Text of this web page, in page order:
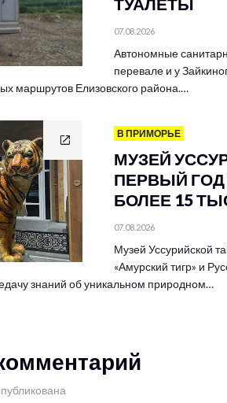
07.08.2026
Автономные
перевале и у
маршрутов Елизовского района.…
В ПРИМОРЬЕ
МУЗЕЙ
ПЕРВЫЙ
БОЛЕЕ 15
07.08.2026
Музей Уссурийской
«Амурский тигр» и
знаний об уникальном природном…